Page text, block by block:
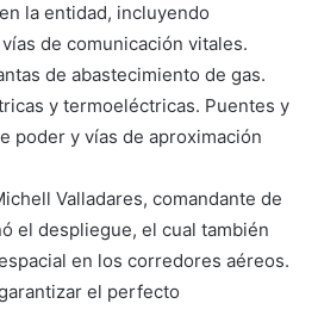
la entidad, incluyendo
de comunicación vitales.
de abastecimiento de gas.
y termoeléctricas. ​Puentes y
poder y vías de aproximación
Valladares, comandante de
el despliegue, el cual también
en los corredores aéreos.
el perfecto